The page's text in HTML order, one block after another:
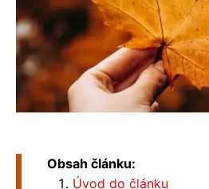
Obsah článku:
Úvod do článku